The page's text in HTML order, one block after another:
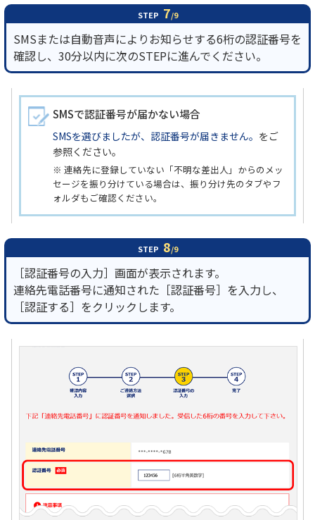
STEP 7/9
SMSまたは自動音声によりお知らせする6桁の認証番号を
確認し、30分以内に次のSTEPに進んでください。
SMSで認証番号が届かない場合
SMSを選びましたが、認証番号が届きません。 をご
参照ください。
※ 連絡先に登録していない「不明な差出人」からのメッ
セージを振り分けている場合は、振り分け先のタブやフ
ォルダもご確認ください。
STEP 8/9
［認証番号の入力］画面が表示されます。
連絡先電話番号に通知された［認証番号］を入力し、
［認証する］をクリックします。